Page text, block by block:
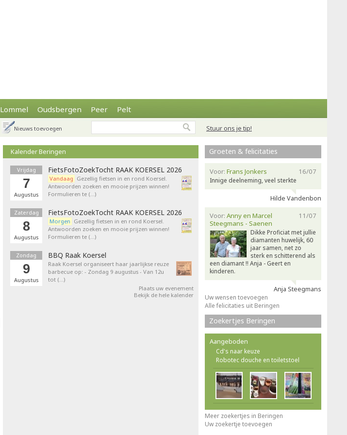
Lommel Oudsbergen Peer Pelt
Stuur ons je tip!
Nieuws toevoegen
Kalender Beringen
Vrijdag
7
Augustus
FietsFotoZoekTocht RAAK KOERSEL 2026
Vandaag Gezellig fietsen in en rond Koersel.
Antwoorden zoeken en mooie prijzen winnen!
Formulieren te (…)
Zaterdag
8
Augustus
FietsFotoZoekTocht RAAK KOERSEL 2026
Morgen Gezellig fietsen in en rond Koersel.
Antwoorden zoeken en mooie prijzen winnen!
Formulieren te (…)
Zondag
9
Augustus
BBQ Raak Koersel
Raak Koersel organiseert haar jaarlijkse reuze
barbecue op: - Zondag 9 augustus - Van 12u
tot (…)
Plaats uw evenement
Bekijk de hele kalender
Groeten & felicitaties
16/07
Voor: Frans Jonkers
Innige deelneming, veel sterkte
Hilde Vandenbon
11/07
Voor: Anny en Marcel
Steegmans - Saenen
Dikke Proficiat met jullie
diamanten huwelijk, 60
jaar samen, net zo
sterk en schitterend als
een diamant !! Anja - Geert en
kinderen.
Anja Steegmans
Uw wensen toevoegen
Alle felicitaties uit Beringen
Zoekertjes Beringen
Aangeboden
Cd's naar keuze
Robotec douche en toiletstoel
Meer zoekertjes in Beringen
Uw zoekertje toevoegen